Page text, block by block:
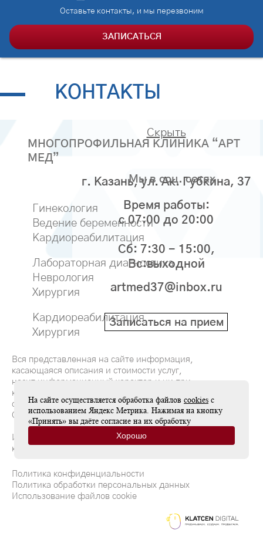
Оставьте контакты, и мы перезвоним
ЗАПИСАТЬСЯ
КОНТАКТЫ
Скрыть
г. Казань, ул. Ак. Губкина, 37
Время работы:
с 07:00 до 20:00
Сб: 7:30 - 15:00,
Вс:выходной
artmed37@inbox.ru
Записаться на прием
МНОГОПРОФИЛЬНАЯ КЛИНИКА “АРТ
МЕД”
Мы в соц. сетях
Гинекология
Ведение беременности
Кардиореабилитация
Лабораторная диагностика
Неврология
Хирургия
Кардиореабилитация
Хирургия
Вся представленная на сайте информация,
касающаяся описания и стоимости услуг,
носит информационный характер и ни при
каких условиях не является публичной
офертой, определяемой положениями
Статьи 437(2) Гражданского кодекса РФ
Имеются противопоказания, необходима
консультация специалиста
Политика конфиденциальности
Политика обработки персональных данных
Использование файлов cookie
На сайте осуществляется обработка файлов cookies с
использованием Яндекс Метрика. Нажимая на кнопку
«Принять» вы даёте согласие на их обработку
Хорошо